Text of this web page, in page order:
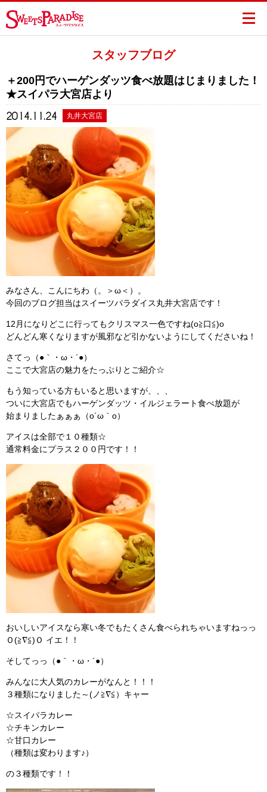
スタッフブログ
＋200円でハーゲンダッツ食べ放題はじまりました！
★スイパラ大宮店より
2014.11.24 丸井大宮店
みなさん、こんにちわ（。＞ω＜）。
今回のブログ担当はスイーツパラダイス丸井大宮店です！
12月になりどこに行ってもクリスマス一色ですね(o≧口≦)o
どんどん寒くなりますが風邪など引かないようにしてくださいね！
さてっ（●｀・ω・´●）
ここで大宮店の魅力をたっぷりとご紹介☆
もう知っている方もいると思いますが、、、
ついに大宮店でもハーゲンダッツ・イルジェラート食べ放題が
始まりましたぁぁぁ（o´ω｀o）
アイスは全部で１０種類☆
通常料金にプラス２００円です！！
おいしいアイスなら寒い冬でもたくさん食べられちゃいますねっっ
Ｏ(≧∇≦)Ｏ イエ！！
そしてっっ（●｀・ω・´●）
みんなに大人気のカレーがなんと！！！
３種類になりました～(ノ≧∇≦）キャー
☆スイパラカレー
☆チキンカレー
☆甘口カレー
（種類は変わります♪）
の３種類です！！